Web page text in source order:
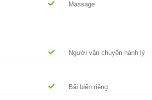
Massage
Người vận chuyển hành lý
Bãi biển riêng